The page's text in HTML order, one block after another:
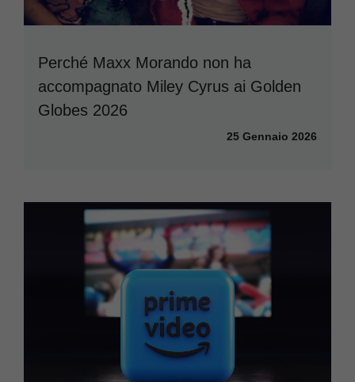
Perché Maxx Morando non ha
accompagnato Miley Cyrus ai Golden
Globes 2026
25 Gennaio 2026